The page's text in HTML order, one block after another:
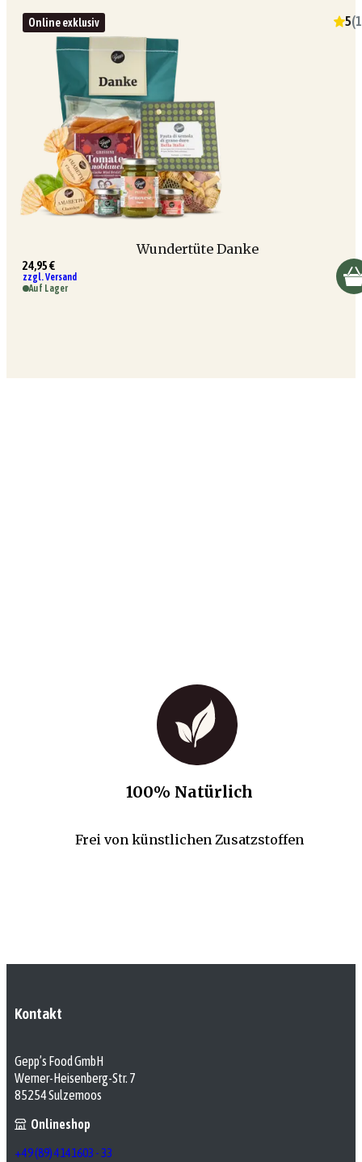
Online exklusiv 5(
Wundertüte Danke
24,95 €
zzgl. Versand
Auf Lager
100% Natürlich
Frei von künstlichen Zusatzstoffen
Kontakt
Gepp’s Food GmbH
Werner-Heisenberg-Str. 7
85254 Sulzemoos
Onlineshop
+49 (89) 4141603 - 33